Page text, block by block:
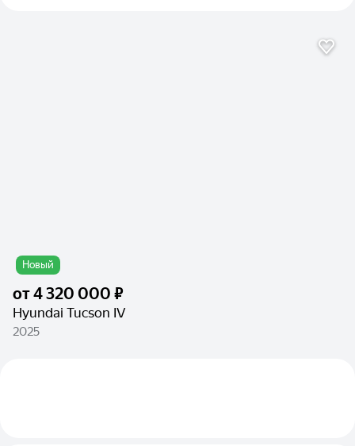
Новый
от4 320 000 ₽
Hyundai Tucson IV
2025